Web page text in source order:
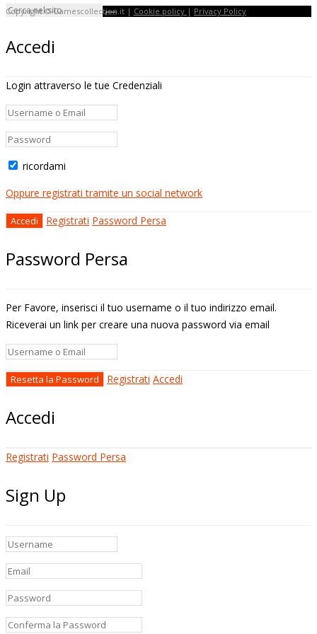
Copyright © Gamescollection.it | Cookie policy | Privacy Policy
Accedi
Login attraverso le tue Credenziali
ricordami
Oppure registrati tramite un social network
Registrati Password Persa
Password Persa
Per Favore, inserisci il tuo username o il tuo indirizzo email.
Riceverai un link per creare una nuova password via email
Registrati Accedi
Accedi
Registrati Password Persa
Sign Up